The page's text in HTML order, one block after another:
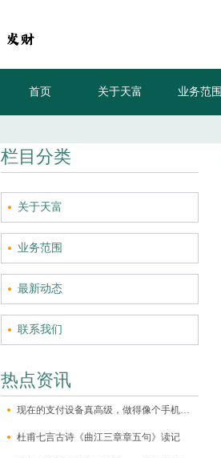
首页 关于天富 业务范围
栏目分类
关于天富
业务范围
最新动态
联系我们
热点资讯
现在的支付设备真高级，做得像个手机一样，自带一块大触屏，有个前置摄像
杜甫七言古诗《曲江三章章五句》读记